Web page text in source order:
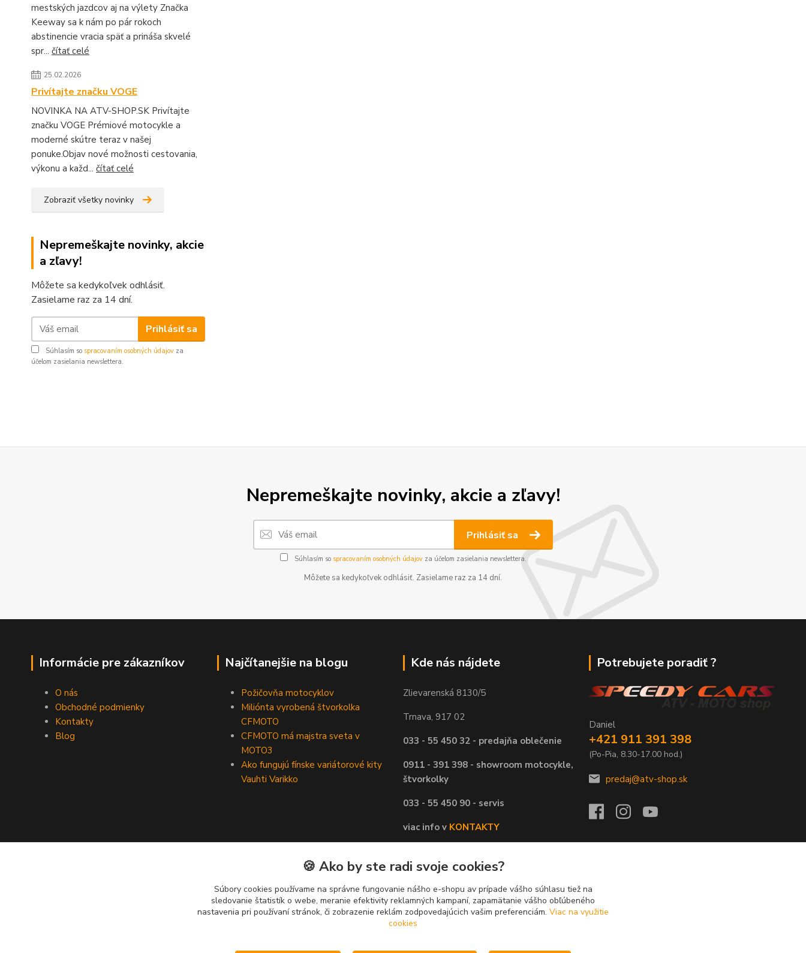
mestských jazdcov aj na výlety Značka
Keeway sa k nám po pár rokoch
abstinencie vracia späť a prináša skvelé
spr... čítať celé
25.02.2026
Privítajte značku VOGE
NOVINKA NA ATV-SHOP.SK Privítajte
značku VOGE Prémiové motocykle a
moderné skútre teraz v našej
ponuke.Objav nové možnosti cestovania,
výkonu a každ... čítať celé
Zobraziť všetky novinky
Nepremeškajte novinky, akcie
a zľavy!
Môžete sa kedykoľvek odhlásiť.
Zasielame raz za 14 dní.
Prihlásiť sa
Súhlasím so spracovaním osobných údajov za
účelom zasielania newslettera.
Nepremeškajte novinky, akcie a zľavy!
Prihlásiť sa
Súhlasím so spracovaním osobných údajovza účelom zasielania newslettera.
Môžete sa kedykoľvek odhlásiť. Zasielame raz za 14 dní.
Informácie pre zákazníkov
O nás
Obchodné podmienky
Kontakty
Blog
Najčítanejšie na blogu
Požičovňa motocyklov
Miliónta vyrobená štvorkolka
CFMOTO
CFMOTO má majstra sveta v
MOTO3
Ako fungujú fínske variátorové kity
Vauhti Varikko
Kde nás nájdete
Zlievarenská 8130/5
Trnava, 917 02
033 - 55 450 32 - predajňa oblečenie
0911 - 391 398 - showroom motocykle,
štvorkolky
033 - 55 450 90 - servis
viac info v KONTAKTY
Potrebujete poradiť ?
Daniel
+421 911 391 398
(Po-Pia, 8.30-17.00 hod.)
predaj@atv-shop.sk
🍪 Ako by ste radi svoje cookies?
Súbory cookies používame na správne fungovanie nášho e-shopu av prípade vášho súhlasu tiež na
sledovanie štatistík o webe, meranie efektivity reklamných kampaní, zapamätanie vášho obľúbeného
nastavenia pri používaní stránok, či zobrazenie reklám zodpovedajúcich vašim preferenciám. Viac na využitie
cookies